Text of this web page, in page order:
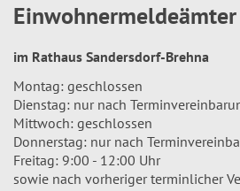
Einwohnermeldeämter
im Rathaus Sandersdorf-Brehna
Montag: geschlossen
Dienstag: nur nach
Mittwoch: geschlossen
Donnerstag: nur nach
Freitag: 9:00 - 12:00 Uhr
sowie nach vorheriger terminlicher